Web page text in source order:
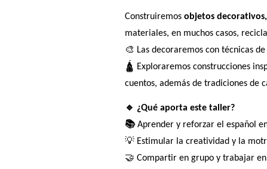
Construiremosobjetos decorativos,
materiales, en muchos casos,
🎨 Las decoraremos con técnicas
🛕 Exploraremos construcciones
cuentos, además de tradiciones de
🔹 ¿Qué aporta este taller?
📚Aprender y reforzar el español
💡 Estimular la creatividad y la
🤝 Compartir en grupo y trabajar